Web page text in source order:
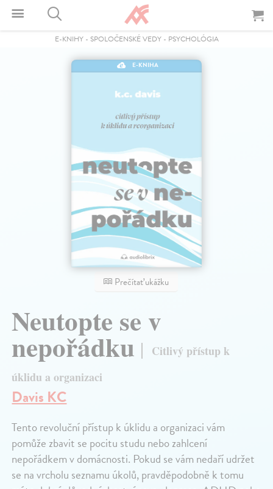
E-KNIHY- SPOLOČENSKÉ VEDY- PSYCHOLÓGIA
E-KNIHA
Prečítať ukážku
Neutopte se v
nepořádku
Citlivý přístup k
úklidu a organizaci
Davis KC
Tento revoluční přístup k úklidu a organizaci vám
pomůže zbavit se pocitu studu nebo zahlcení
nepořádkem v domácnosti. Pokud se vám nedaří udržet
se na vrcholu seznamu úkolů, pravděpodobně k tomu